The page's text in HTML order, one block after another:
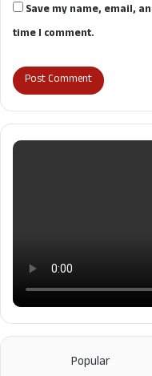
Save my name, email,
time I comment.
Popular